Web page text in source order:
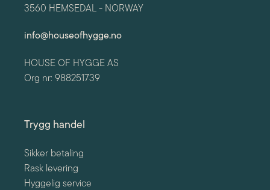
3560 HEMSEDAL - NORWAY
info@houseofhygge.no
HOUSE OF HYGGE AS
Org nr: 988251739
Trygg handel
Sikker betaling
Rask levering
Hyggelig service